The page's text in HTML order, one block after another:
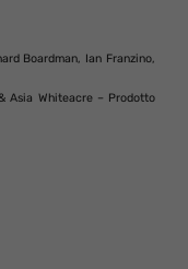
Boardman, Ian Franzino,
Asia Whiteacre – Prodotto